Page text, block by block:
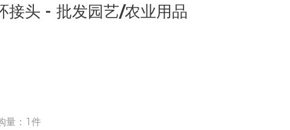
接头 - 批发园艺/农业用品
量：1件